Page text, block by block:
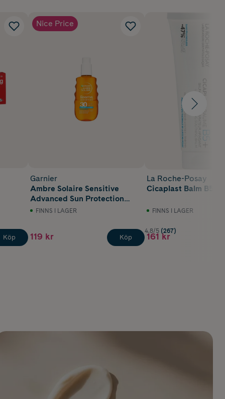
Köp
Nice Price
Garnier
Ambre Solaire Sensitive
Advanced Sun Protection
Water SPF30 150 ml
FINNS I LAGER
119 kr Köp
La Roche-Posay
Cicaplast Balm B5+
FINNS I LAGER
4.8/5 (267)
161 kr